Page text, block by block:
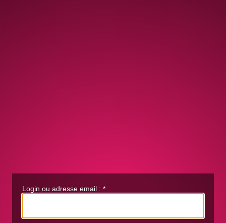
Login ou adresse email : *